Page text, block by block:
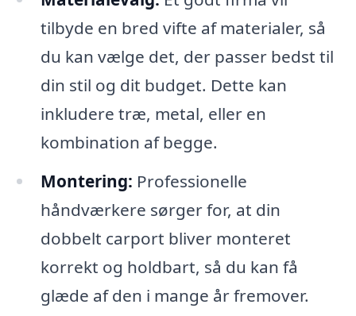
tilbyde en bred vifte af materialer, så
du kan vælge det, der passer bedst til
din stil og dit budget. Dette kan
inkludere træ, metal, eller en
kombination af begge.
Montering: Professionelle
håndværkere sørger for, at din
dobbelt carport bliver monteret
korrekt og holdbart, så du kan få
glæde af den i mange år fremover.